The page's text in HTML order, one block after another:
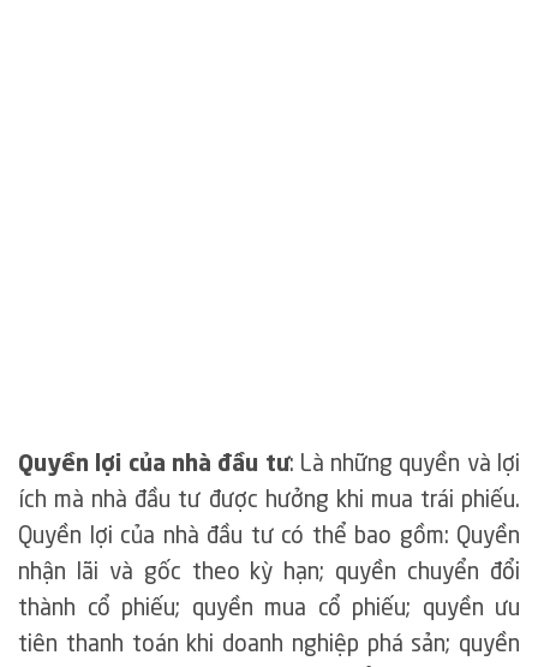
Quyền lợi của nhà đầu tư: Là những quyền và lợi
ích mà nhà đầu tư được hưởng khi mua trái phiếu.
Quyền lợi của nhà đầu tư có thể bao gồm: Quyền
nhận lãi và gốc theo kỳ hạn; quyền chuyển đổi
thành cổ phiếu; quyền mua cổ phiếu; quyền ưu
tiên thanh toán khi doanh nghiệp phá sản; quyền